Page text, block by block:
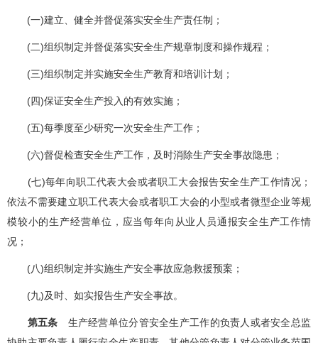
(一)建立、健全并督促落实安全生产责任制；
(二)组织制定并督促落实安全生产规章制度和操作规程；
(三)组织制定并实施安全生产教育和培训计划；
(四)保证安全生产投入的有效实施；
(五)每季度至少研究一次安全生产工作；
(六)督促检查安全生产工作，及时消除生产安全事故隐患；
(七)每年向职工代表大会或者职工大会报告安全生产工作情况；
依法不需要建立职工代表大会或者职工大会的小型或者微型企业等规
模较小的生产经营单位，应当每年向从业人员通报安全生产工作情
况；
(八)组织制定并实施生产安全事故应急救援预案；
(九)及时、如实报告生产安全事故。
第五条 生产经营单位分管安全生产工作的负责人或者安全总监